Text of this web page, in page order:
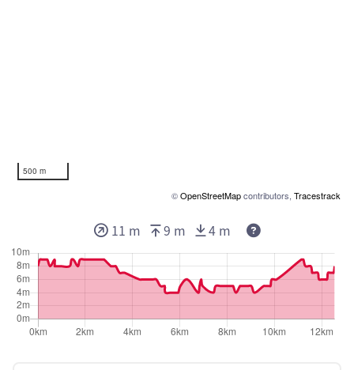
500 m
©OpenStreetMapcontributors, Tracestrack
11 m 9 m 4 m